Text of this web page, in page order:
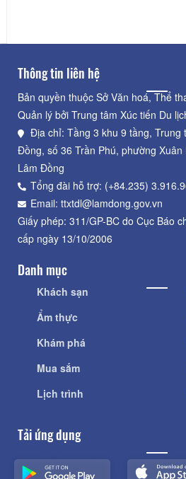
Thông tin liên hệ
Bản quyền thuộc Sở Văn hoá, Thể
Quản lý bởi Trung tâm Xúc tiến Du
Địa chỉ: Tầng 3 khu 9 tầng, Trung
Đồng, số 36 Trần Phú, phường
Lâm Đồng
Tổng đài hỗ trợ: (+84.235)
Email: ttxtdl@lamdong.gov.vn
Giấy phép: 311/GP-BC do Cục Báo
cấp ngày 13/10/2006
Danh mục
Khách sạn
Ẩm thực
Khám phá
Mua sắm
Lịch trình
Tải ứng dụng